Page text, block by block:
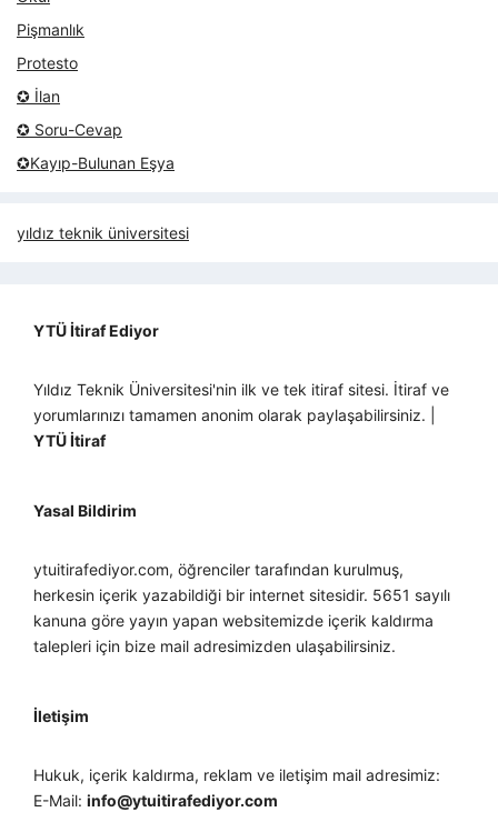
Pişmanlık
Protesto
✪ İlan
✪ Soru-Cevap
✪Kayıp-Bulunan Eşya
yıldız teknik üniversitesi
YTÜ İtiraf Ediyor
Yıldız Teknik Üniversitesi'nin ilk ve tek itiraf sitesi. İtiraf ve
yorumlarınızı tamamen anonim olarak paylaşabilirsiniz. |
YTÜ İtiraf
Yasal Bildirim
ytuitirafediyor.com, öğrenciler tarafından kurulmuş,
herkesin içerik yazabildiği bir internet sitesidir. 5651 sayılı
kanuna göre yayın yapan websitemizde içerik kaldırma
talepleri için bize mail adresimizden ulaşabilirsiniz.
İletişim
Hukuk, içerik kaldırma, reklam ve iletişim mail adresimiz:
E-Mail: info@ytuitirafediyor.com